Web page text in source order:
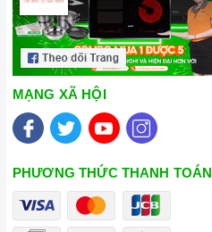
MẠNG XÃ HỘI
PHƯƠNG THỨC THANH TOÁN